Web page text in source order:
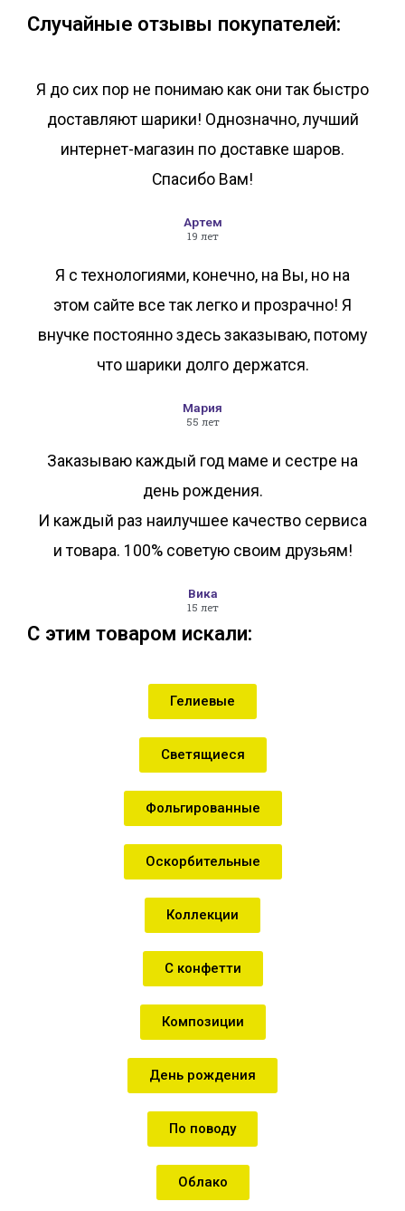
Случайные отзывы покупателей:
Я до сих пор не понимаю как они так быстро
доставляют шарики! Однозначно, лучший
интернет-магазин по доставке шаров.
Спасибо Вам!
Артем
19 лет
Я с технологиями, конечно, на Вы, но на
этом сайте все так легко и прозрачно! Я
внучке постоянно здесь заказываю, потому
что шарики долго держатся.
Мария
55 лет
Заказываю каждый год маме и сестре на
день рождения.
И каждый раз наилучшее качество сервиса
и товара. 100% советую своим друзьям!
Вика
15 лет
С этим товаром искали:
Гелиевые
Светящиеся
Фольгированные
Оскорбительные
Коллекции
С конфетти
Композиции
День рождения
По поводу
Облако